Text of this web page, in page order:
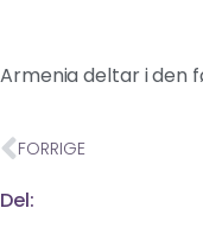
Armenia deltar i den
FORRIGE
Del: